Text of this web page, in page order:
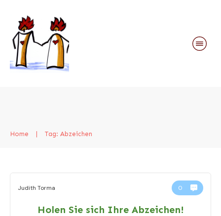
Home Tag: Abzeichen
Judith Torma 0
Holen Sie sich Ihre Abzeichen!